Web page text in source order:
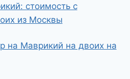
стоимость с
из Москвы
на Маврикий на двоих на